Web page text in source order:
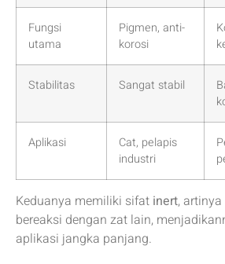
Fungsi
utama
Pigmen, anti-
korosi
Stabilitas Sangat stabil
Aplikasi
Cat, pelapis
industri
Keduanya memiliki sifat inert,
bereaksi dengan zat lain,
aplikasi jangka panjang.